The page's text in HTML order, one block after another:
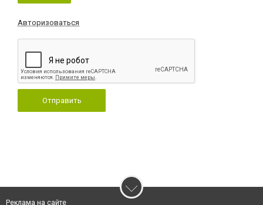
Авторизоваться
Отправить
Реклама на сайте